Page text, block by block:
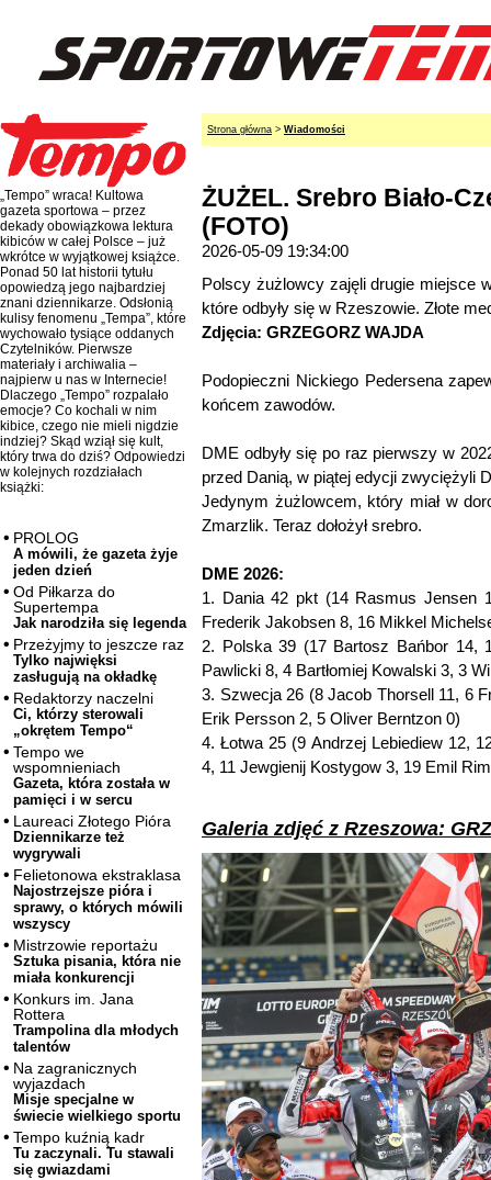
„Tempo” wraca! Kultowa
gazeta sportowa – przez
dekady obowiązkowa lektura
kibiców w całej Polsce – już
wkrótce w wyjątkowej książce.
Ponad 50 lat historii tytułu
opowiedzą jego najbardziej
znani dziennikarze. Odsłonią
kulisy fenomenu „Tempa”, które
wychowało tysiące oddanych
Czytelników. Pierwsze
materiały i archiwalia –
najpierw u nas w Internecie!
Dlaczego „Tempo” rozpalało
emocje? Co kochali w nim
kibice, czego nie mieli nigdzie
indziej? Skąd wziął się kult,
który trwa do dziś? Odpowiedzi
w kolejnych rozdziałach
książki:
PROLOG
A mówili, że gazeta żyje
jeden dzień
Od Piłkarza do
Supertempa
Jak narodziła się legenda
Przeżyjmy to jeszcze raz
Tylko najwięksi
zasługują na okładkę
Redaktorzy naczelni
Ci, którzy sterowali
„okrętem Tempo“
Tempo we
wspomnieniach
Gazeta, która została w
pamięci i w sercu
Laureaci Złotego Pióra
Dziennikarze też
wygrywali
Felietonowa ekstraklasa
Najostrzejsze pióra i
sprawy, o których mówili
wszyscy
Mistrzowie reportażu
Sztuka pisania, która nie
miała konkurencji
Konkurs im. Jana
Rottera
Trampolina dla młodych
talentów
Na zagranicznych
wyjazdach
Misje specjalne w
świecie wielkiego sportu
Tempo kuźnią kadr
Tu zaczynali. Tu stawali
się gwiazdami
Strona główna > Wiadomości
ŻUŻEL. Srebro Biało-
(FOTO)
2026-05-09 19:34:00
Polscy żużlowcy zajęli drugie miejsce
które odbyły się w Rzeszowie. Złote
Zdjęcia: GRZEGORZ WAJDA
Podopieczni Nickiego Pedersena
końcem zawodów.
DME odbyły się po raz pierwszy w
przed Danią, w piątej edycji zwyciężyli
Jedynym żużlowcem, który miał w
Zmarzlik. Teraz dołożył srebro.
DME 2026:
1. Dania 42 pkt (14 Rasmus Jensen
Frederik Jakobsen 8, 16 Mikkel
2. Polska 39 (17 Bartosz Bańbor 14,
Pawlicki 8, 4 Bartłomiej Kowalski 3, 3
3. Szwecja 26 (8 Jacob Thorsell 11, 6
Erik Persson 2, 5 Oliver Berntzon 0)
4. Łotwa 25 (9 Andrzej Lebiediew 12,
4, 11 Jewgienij Kostygow 3, 19 Emil
Galeria zdjęć z Rzeszowa: